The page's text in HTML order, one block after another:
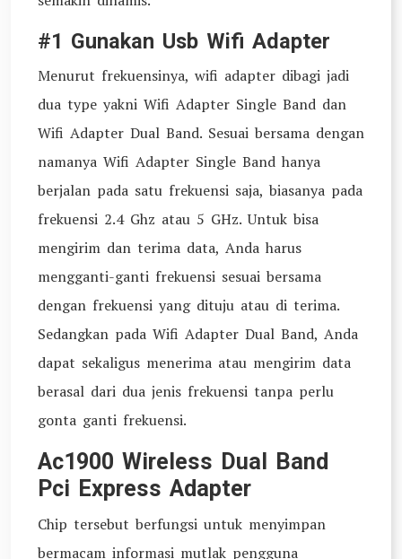
#1 Gunakan Usb Wifi Adapter
Menurut frekuensinya, wifi adapter dibagi jadi
dua type yakni Wifi Adapter Single Band dan
Wifi Adapter Dual Band. Sesuai bersama dengan
namanya Wifi Adapter Single Band hanya
berjalan pada satu frekuensi saja, biasanya pada
frekuensi 2.4 Ghz atau 5 GHz. Untuk bisa
mengirim dan terima data, Anda harus
mengganti-ganti frekuensi sesuai bersama
dengan frekuensi yang dituju atau di terima.
Sedangkan pada Wifi Adapter Dual Band, Anda
dapat sekaligus menerima atau mengirim data
berasal dari dua jenis frekuensi tanpa perlu
gonta ganti frekuensi.
Ac1900 Wireless Dual Band
Pci Express Adapter
Chip tersebut berfungsi untuk menyimpan
bermacam informasi mutlak pengguna